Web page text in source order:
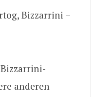
Bizzarrini –
anderen